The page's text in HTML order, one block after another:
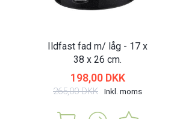
Ildfast fad m/ låg - 17 x
38 x 26 cm.
198,00 DKK
265,00 DKK Inkl. moms